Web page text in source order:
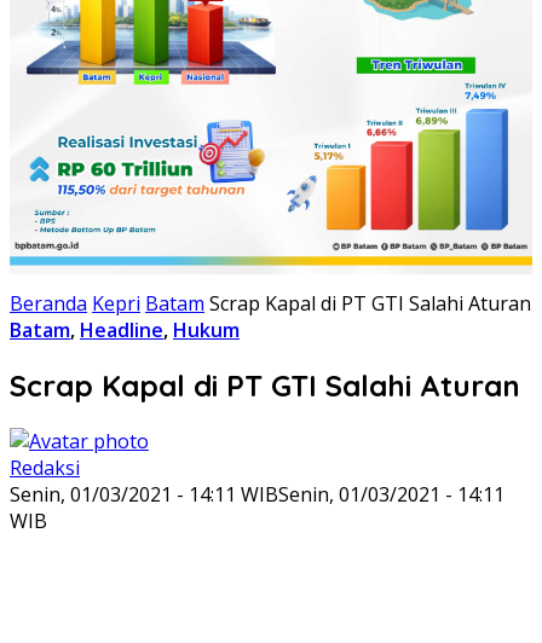
Beranda Kepri Batam Scrap Kapal di PT GTI Salahi Aturan
Batam, Headline, Hukum
Scrap Kapal di PT GTI Salahi Aturan
Redaksi
Senin, 01/03/2021 - 14:11 WIBSenin, 01/03/2021 - 14:11
WIB